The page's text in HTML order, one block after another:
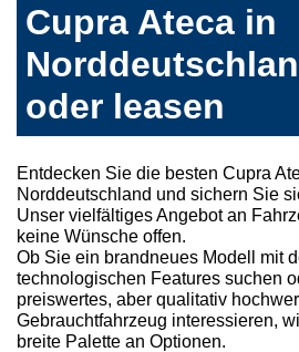
Cupra Ateca in
oder leasen
Entdecken Sie die besten Cupra
Norddeutschland und sichern Sie
Unser vielfältiges Angebot an
keine Wünsche offen.
Ob Sie ein brandneues Modell mit
technologischen Features suchen
preiswertes, aber qualitativ
Gebrauchtfahrzeug interessieren,
breite Palette an Optionen.